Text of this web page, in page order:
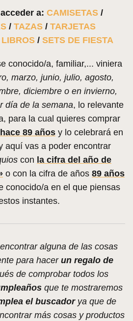
a: CAMISETAS/
/ TAZAS / TARJETAS
LIBROS / SETS DE FIESTA
conocido/a, familiar,... viniera
marzo, junio, julio, agosto,
diciembre o en invierno,
día de la semana, lo relevante
para la cual quieres comprar
89 años y lo celebrará en
aquí vas a poder encontrar
con la cifra del año de
o con la cifra de años 89 años
conocido/a en el que piensas
instantes.
alguna de las cosas
para hacer un regalo de
de comprobar todos los
que te mostraremos
el buscadorya que de
más cosas y productos